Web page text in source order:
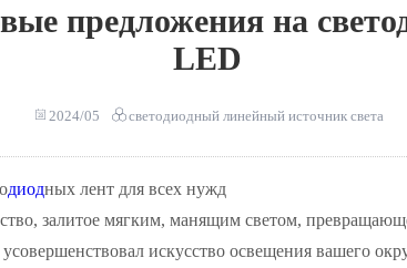
предложения на
LED
2024/05 светодиодный линейный источник света
диодных лент для всех нужд
залитое мягким, манящим светом,
искусство освещения вашего